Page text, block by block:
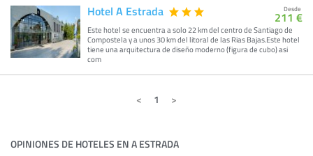
Hotel A Estrada
Este hotel se encuentra a solo 22 km del centro de Santiago de
Compostela y a unos 30 km del litoral de las Rias Bajas.Este hotel
tiene una arquitectura de diseño moderno (figura de cubo) asi
com
Desde
211 €
1
OPINIONES DE HOTELES EN A ESTRADA